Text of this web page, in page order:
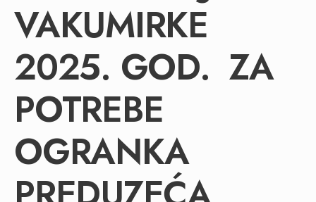
VAKUMIRKE
2025. GOD. ZA
POTREBE
OGRANKA